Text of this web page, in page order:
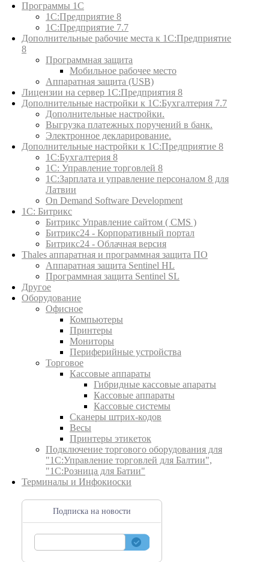
Программы 1С
1С:Предприятие 8
1С:Предприятие 7.7
Дополнительные рабочие места к 1С:Предприятие
8
Программная защита
Мобильное рабочее место
Аппаратная защита (USB)
Лицензии на сервер 1С:Предприятия 8
Дополнительные настройки к 1С:Бухгалтерия 7.7
Дополнительные настройки.
Выгрузка платежных поручений в банк.
Электронное декларирование.
Дополнительные настройки к 1С:Предприятие 8
1С:Бухгалтерия 8
1C: Управление торговлей 8
1С:Зарплата и управление персоналом 8 для
Латвии
On Demand Software Development
1С: Битрикс
Битрикс Управление сайтом ( CMS )
Битрикс24 - Корпоративный портал
Битрикс24 - Облачная версия
Thales аппаратная и программная защита ПО
Аппаратная защита Sentinel HL
Программная защита Sentinel SL
Другое
Оборудование
Офисное
Компьютеры
Принтеры
Мониторы
Периферийные устройства
Торговое
Кассовые аппараты
Гибридные кассовые апараты
Кассовые аппараты
Кассовые системы
Сканеры штрих-кодов
Весы
Принтеры этикеток
Подключение торгового оборудования для
"1С:Управление торговлей для Балтии",
"1С:Розница для Батии"
Терминалы и Инфокиоски
Подписка на новости